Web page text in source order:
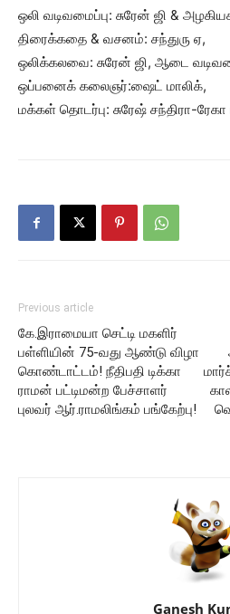
ஒலி வடிவமைப்பு: சுரேன் ஜி &
திரைக்கதை & வசனம்: சந்துரு ஏ,
ஒலிக்கலவை: சுரேன் ஜி, ஆடை
ஒப்பனைக் கலைஞர்:ஷைட் மாலிக்,
மக்கள் தொடர்பு: சுரேஷ் சந்திரா-ரேகா
Previous article
கே.இராமையா செட்டி மகளிர்
பள்ளியின் 75-வது ஆண்டு விழா
கொண்டாட்டம்! நீதிபதி டிக்கா
ராமன் பட்டிமன்ற பேச்சாளர்
புலவர் ஆர்.ராமலிங்கம் பங்கேற்பு!
Ganesh